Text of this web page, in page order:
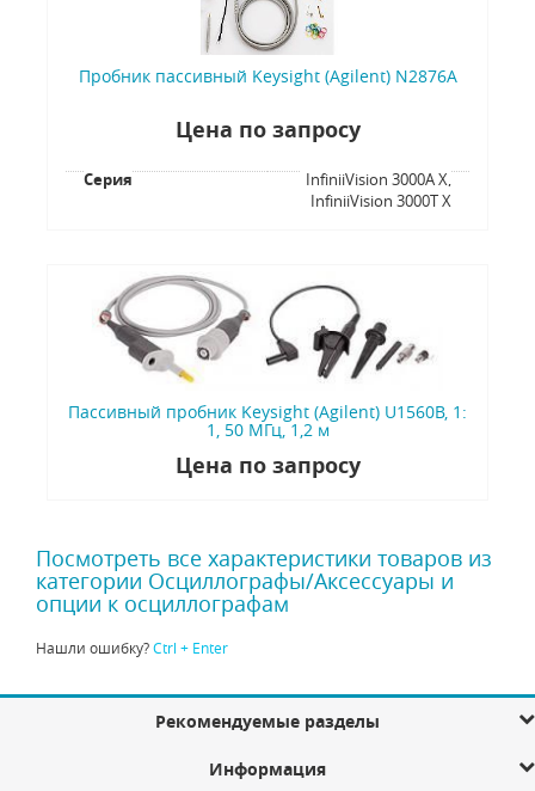
Пробник пассивный Keysight (Agilent) N2876A
Цена по запросу
Серия
InfiniiVision 3000A X,
InfiniiVision 3000T X
Пассивный пробник Keysight (Agilent) U1560B, 1:
1, 50 МГц, 1,2 м
Цена по запросу
Посмотреть все характеристики товаров из
категории Осциллографы/Аксессуары и
опции к осциллографам
Нашли ошибку?Ctrl + Enter
Рекомендуемые разделы
Информация